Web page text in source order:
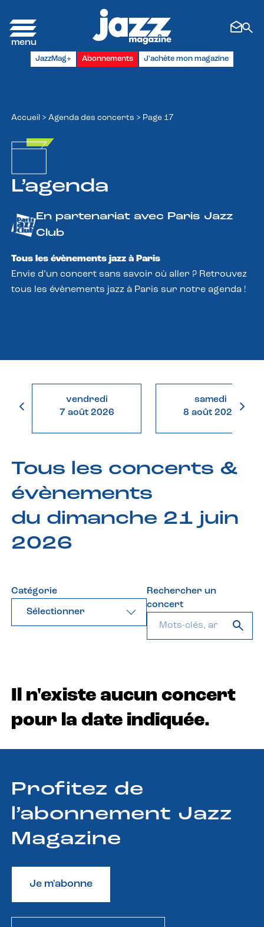
JazzMag+ Abonnements J'achète mon magazine
Accueil > Agenda des concerts > Page 17
L’agenda
En partenariat avec Paris Jazz
Club
Tous les évènements jazz à Paris
Envie d’un concert sans savoir où aller ? Retrouvez
tous les évènements jazz à Paris sur notre agenda !
vendredi
7 août 2026
samedi
8 août 2026
Tous les concerts &
évènements
du dimanche 21 juin
2026
Catégorie
Sélectionner
Rechercher un
concert
Il n'existe aucun concert
pour la date indiquée.
Profitez de
l’abonnement Jazz
Magazine
Je m'abonne